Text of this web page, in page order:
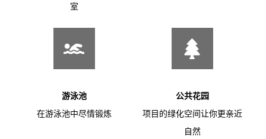
室
游泳池
在游泳池中尽情锻炼
公共花园
项目的绿化空间让你更亲近
自然